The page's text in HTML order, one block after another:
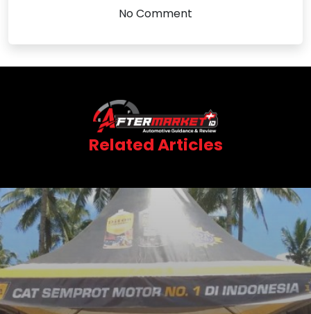
No Comment
Related Articles